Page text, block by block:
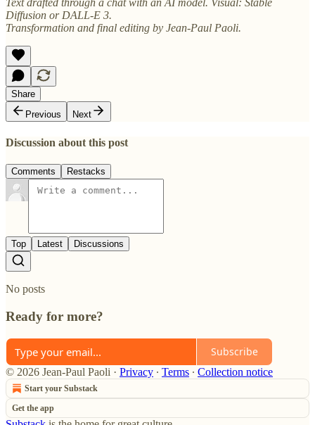
Diffusion or DALL-E 3.
Transformation and final editing by Jean-Paul Paoli.
Share
Previous
Next
Discussion about this post
Comments Restacks
Top Latest Discussions
No posts
Ready for more?
Subscribe
© 2026 Jean-Paul Paoli · Privacy ∙ Terms ∙ Collection notice
Start your Substack
Get the app